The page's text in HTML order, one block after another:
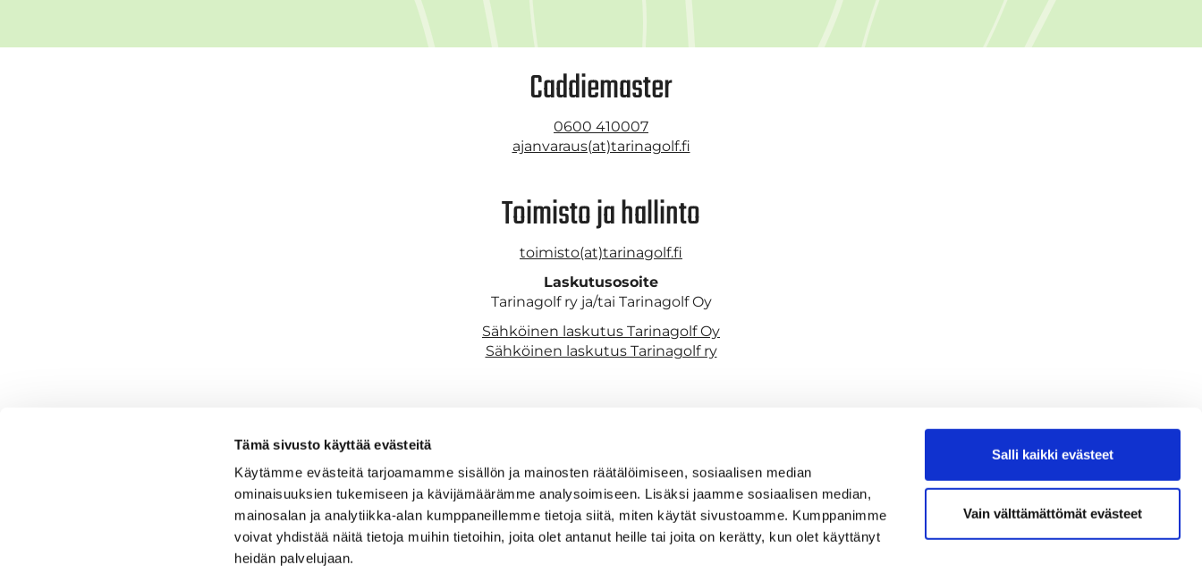
Tämä sivusto käyttää evästeitä
Käytämme evästeitä tarjoamamme sisällön ja mainosten räätälöimiseen, sosiaalisen median
ominaisuuksien tukemiseen ja kävijämäärämme analysoimiseen. Lisäksi jaamme sosiaalisen median,
mainosalan ja analytiikka-alan kumppaneillemme tietoja siitä, miten käytät sivustoamme. Kumppanimme
voivat yhdistää näitä tietoja muihin tietoihin, joita olet antanut heille tai joita on kerätty, kun olet käyttänyt
heidän palvelujaan.
Salli kaikki evästeet
Vain välttämättömät evästeet
Caddiemaster
0600 410007
ajanvaraus(at)tarinagolf.fi
Toimisto ja hallinto
toimisto(at)tarinagolf.fi
Laskutusosoite
Tarinagolf ry ja/tai Tarinagolf Oy
Sähköinen laskutus Tarinagolf Oy
Sähköinen laskutus Tarinagolf ry
Osmo Ruuska
Toimitusjohtaja
Ville Toivanen
Mikko Kauniskangas
Viestintä, markkinointi ja